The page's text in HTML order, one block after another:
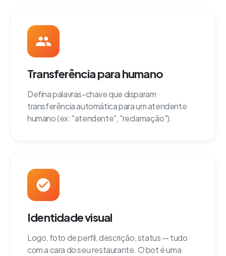
Transferência para humano
Defina palavras-chave que disparam
transferência automática para um atendente
humano (ex: "atendente", "reclamação").
Identidade visual
Logo, foto de perfil, descrição, status — tudo
com a cara do seu restaurante. O bot é uma